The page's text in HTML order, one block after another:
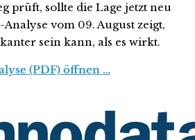
prüft, sollte die Lage jetzt neu
vom 09. August zeigt,
sein kann, als es wirkt.
(PDF) öffnen …